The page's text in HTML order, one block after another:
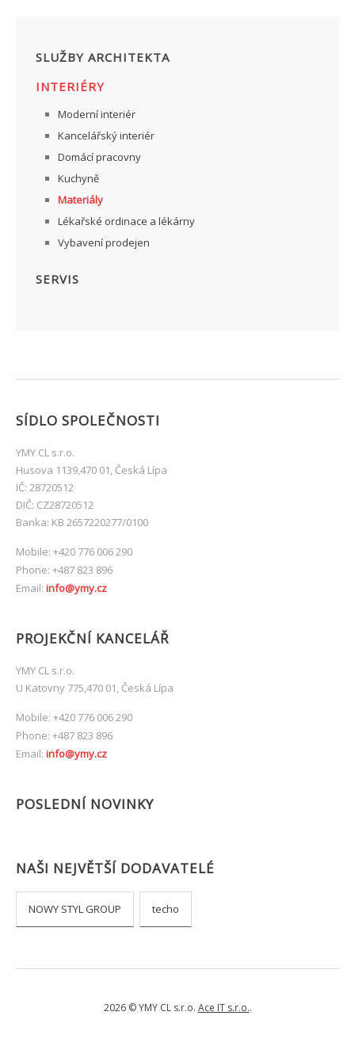
SLUŽBY ARCHITEKTA
INTERIÉRY
Moderní interiér
Kancelářský interiér
Domácí pracovny
Kuchyně
Materiály
Lékařské ordinace a lékárny
Vybavení prodejen
SERVIS
SÍDLO SPOLEČNOSTI
YMY CL s.r.o.
Husova 1139,470 01, Česká Lípa
IČ: 28720512
DIČ: CZ28720512
Banka: KB 2657220277/0100
Mobile: +420 776 006 290
Phone: +487 823 896
Email: info@ymy.cz
PROJEKČNÍ KANCELÁŘ
YMY CL s.r.o.
U Katovny 775,470 01, Česká Lípa
Mobile: +420 776 006 290
Phone: +487 823 896
Email: info@ymy.cz
POSLEDNÍ NOVINKY
NAŠI NEJVĚTŠÍ DODAVATELÉ
NOWY STYL GROUP techo
2026 © YMY CL s.r.o. Ace IT s.r.o..